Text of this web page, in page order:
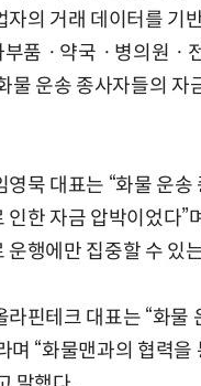
자의 거래 데이터를 기
부품ㆍ약국ㆍ병의원ㆍ
물 운송 종사자들의 자
영묵 대표는 “화물 운
인한 자금 압박이었다”
운행에만 집중할 수 있
라핀테크 대표는 “화물
며 “화물맨과의 협력